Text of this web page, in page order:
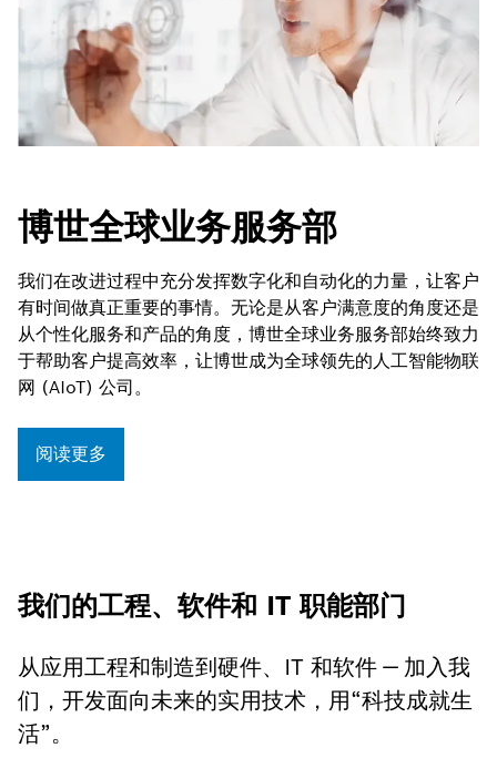
博世全球业务服务部
我们在改进过程中充分发挥数字化和自动化的力量，让客户
有时间做真正重要的事情。无论是从客户满意度的角度还是
从个性化服务和产品的角度，博世全球业务服务部始终致力
于帮助客户提高效率，让博世成为全球领先的人工智能物联
网 (AIoT) 公司。
阅读更多
我们的工程、软件和 IT 职能部门
从应用工程和制造到硬件、IT 和软件 — 加入我
们，开发面向未来的实用技术，用“科技成就生
活”。